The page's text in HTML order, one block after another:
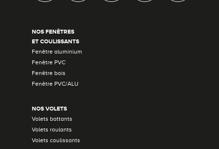
NOS FENÊTRES
ET COULISSANTS
Fenêtre aluminium
Fenêtre PVC
Fenêtre bois
Fenêtre PVC/ALU
NOS VOLETS
Volets battants
Volets roulants
Volets coulissants